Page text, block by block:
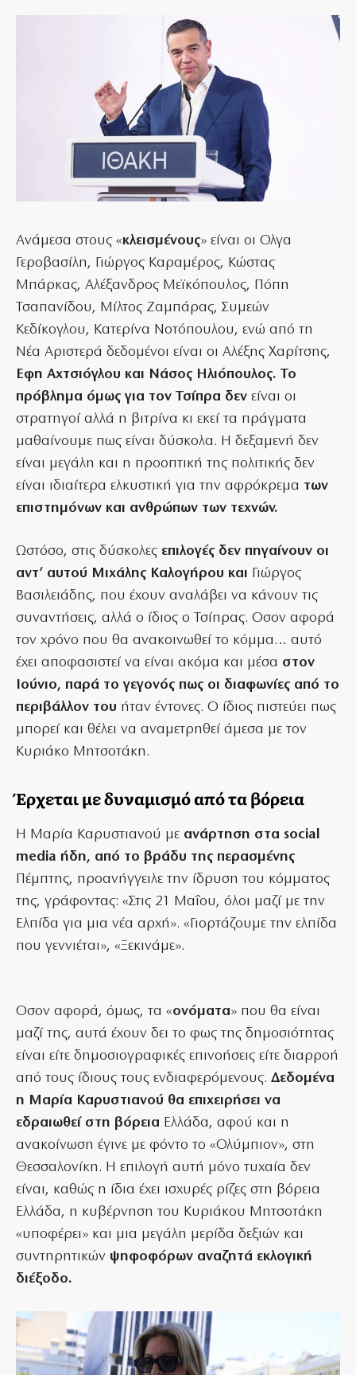
Ανάμεσα στους «κλεισμένους» είναι οι Ολγα
Γεροβασίλη, Γιώργος Καραμέρος, Κώστας
Μπάρκας, Αλέξανδρος Μεϊκόπουλος, Πόπη
Τσαπανίδου, Μίλτος Ζαμπάρας, Συμεών
Κεδίκογλου, Κατερίνα Νοτόπουλου, ενώ από τη
Νέα Αριστερά δεδομένοι είναι οι Αλέξης Χαρίτσης,
Εφη Αχτσιόγλου και Νάσος Ηλιόπουλος. Το
πρόβλημα όμως για τον Τσίπρα δεν είναι οι
στρατηγοί αλλά η βιτρίνα κι εκεί τα πράγματα
μαθαίνουμε πως είναι δύσκολα. Η δεξαμενή δεν
είναι μεγάλη και η προοπτική της πολιτικής δεν
είναι ιδιαίτερα ελκυστική για την αφρόκρεμα των
επιστημόνων και ανθρώπων των τεχνών.
Ωστόσο, στις δύσκολες επιλογές δεν πηγαίνουν οι
αντ’ αυτού Μιχάλης Καλογήρου και Γιώργος
Βασιλειάδης, που έχουν αναλάβει να κάνουν τις
συναντήσεις, αλλά ο ίδιος ο Τσίπρας. Οσον αφορά
τον χρόνο που θα ανακοινωθεί το κόμμα… αυτό
έχει αποφασιστεί να είναι ακόμα και μέσα στον
Ιούνιο, παρά το γεγονός πως οι διαφωνίες από το
περιβάλλον του ήταν έντονες. Ο ίδιος πιστεύει πως
μπορεί και θέλει να αναμετρηθεί άμεσα με τον
Κυριάκο Μητσοτάκη.
Έρχεται με δυναμισμό από τα βόρεια
Η Μαρία Καρυστιανού με ανάρτηση στα social
media ήδη, από το βράδυ της περασμένης
Πέμπτης, προανήγγειλε την ίδρυση του κόμματος
της, γράφοντας: «Στις 21 Μαΐου, όλοι μαζί με την
Ελπίδα για μια νέα αρχή». «Γιορτάζουμε την ελπίδα
που γεννιέται», «Ξεκινάμε».
Οσον αφορά, όμως, τα «ονόματα» που θα είναι
μαζί της, αυτά έχουν δει το φως της δημοσιότητας
είναι είτε δημοσιογραφικές επινοήσεις είτε διαρροή
από τους ίδιους τους ενδιαφερόμενους. Δεδομένα
η Μαρία Καρυστιανού θα επιχειρήσει να
εδραιωθεί στη βόρεια Ελλάδα, αφού και η
ανακοίνωση έγινε με φόντο το «Ολύμπιον», στη
Θεσσαλονίκη. Η επιλογή αυτή μόνο τυχαία δεν
είναι, καθώς η ίδια έχει ισχυρές ρίζες στη βόρεια
Ελλάδα, η κυβέρνηση του Κυριάκου Μητσοτάκη
«υποφέρει» και μια μεγάλη μερίδα δεξιών και
συντηρητικών ψηφοφόρων αναζητά εκλογική
διέξοδο.